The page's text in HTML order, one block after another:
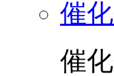
催
催